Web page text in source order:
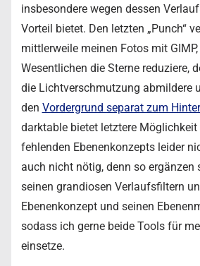
insbesondere wegen dessen
Vorteil bietet. Den letzten „Punch“
mittlerweile meinen Fotos mit
Wesentlichen die Sterne reduziere,
die Lichtverschmutzung abmildere
den Vordergrund separat zum
darktable bietet letztere Möglichkeit
fehlenden Ebenenkonzepts leider
auch nicht nötig, denn so ergänzen
seinen grandiosen Verlaufsfiltern
Ebenenkonzept und seinen
sodass ich gerne beide Tools für
einsetze.